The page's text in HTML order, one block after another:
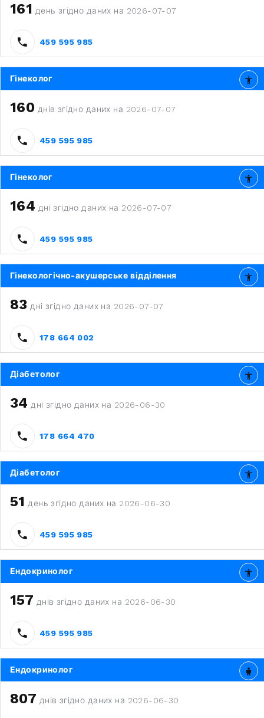
161 день згідно даних на 2026-07-07
459 595 985
Гінеколог
160 днів згідно даних на 2026-07-07
459 595 985
Гінеколог
164 дні згідно даних на 2026-07-07
459 595 985
Гінекологічно-акушерське відділення
83 дні згідно даних на 2026-07-07
178 664 002
Діабетолог
34 дні згідно даних на 2026-06-30
178 664 470
Діабетолог
51 день згідно даних на 2026-06-30
459 595 985
Ендокринолог
157 днів згідно даних на 2026-06-30
459 595 985
Ендокринолог
807 днів згідно даних на 2026-06-30